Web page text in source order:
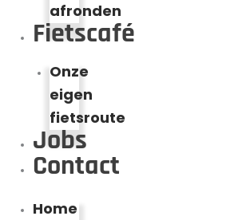
afronden
Fietscafé
Onze
eigen
fietsroute
Jobs
Contact
Home